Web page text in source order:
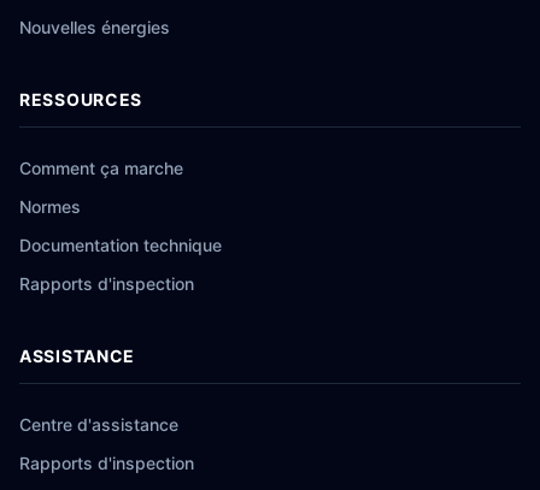
Nouvelles énergies
RESSOURCES
Comment ça marche
Normes
Documentation technique
Rapports d'inspection
ASSISTANCE
Centre d'assistance
Rapports d'inspection